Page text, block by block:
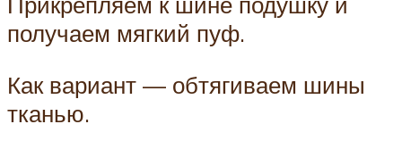
получаем мягкий пуф.
Как вариант — обтягиваем шины
тканью.